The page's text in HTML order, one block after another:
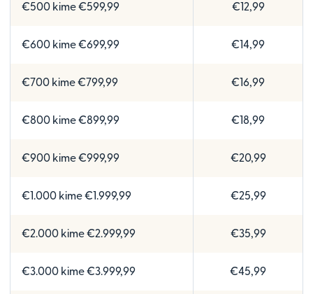
€500 kime €599,99 €12,99
€600 kime €699,99 €14,99
€700 kime €799,99 €16,99
€800 kime €899,99 €18,99
€900 kime €999,99 €20,99
€1.000 kime €1.999,99 €25,99
€2.000 kime €2.999,99 €35,99
€3.000 kime €3.999,99 €45,99